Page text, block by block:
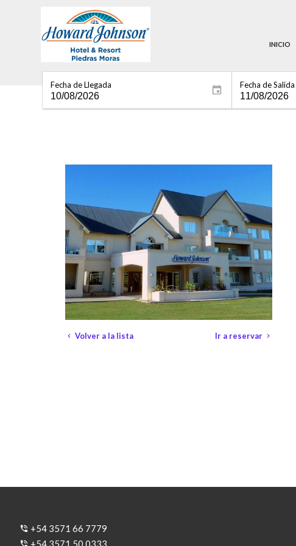
INICIO
Fecha de Llegada Fecha de Salida
Volver a la lista Ir a reservar
+54 3571 66 7779
+54 3571 50 0333